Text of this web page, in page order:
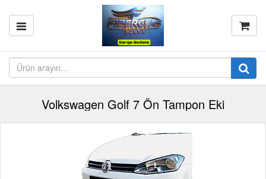
Volkswagen Golf 7 Ön Tampon Eki